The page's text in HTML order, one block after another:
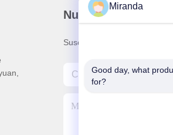
Nuestro boletín
Suscríbete a nuestro boletín
Miranda
Good day, what
for?